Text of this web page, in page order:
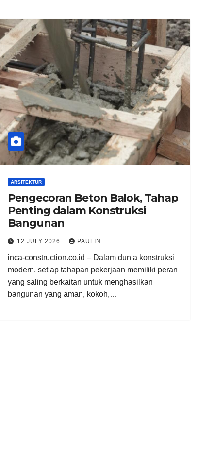
ARSITEKTUR
Pengecoran Beton Balok, Tahap
Penting dalam Konstruksi
Bangunan
12 JULY 2026 PAULIN
inca-construction.co.id – Dalam dunia konstruksi
modern, setiap tahapan pekerjaan memiliki peran
yang saling berkaitan untuk menghasilkan
bangunan yang aman, kokoh,…